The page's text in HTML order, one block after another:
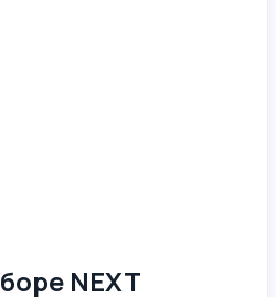
NEXT